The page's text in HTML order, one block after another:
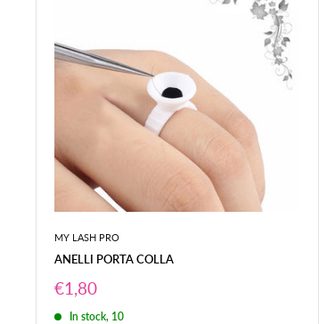
MY LASH PRO
ANELLI PORTA COLLA
Prezzo
scontato
€1,80
In stock, 10